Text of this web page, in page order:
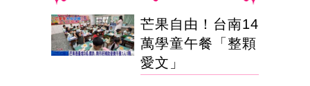
芒果自由！台南14
萬學童午餐「整顆
愛文」